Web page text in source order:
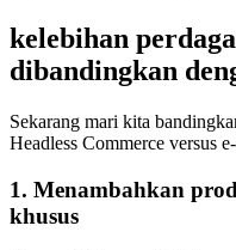
kelebihan
dibandingkan
Sekarang mari kita
Headless Commerce versus
1. Menambahkan
khusus